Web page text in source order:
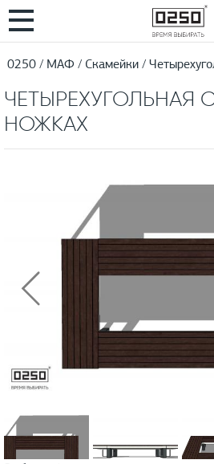
0250 МАФ Скамейки
ЧЕТЫРЕХУГОЛЬНАЯ
НОЖКАХ